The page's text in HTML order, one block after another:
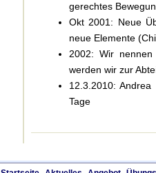
gerechtes
Okt 2001: Neue
neue Elemente
2002: Wir nennen
werden wir zur
12.3.2010:
Tage